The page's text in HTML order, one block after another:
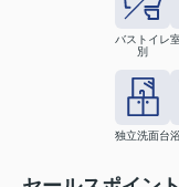
バストイレ
別
独立洗面台